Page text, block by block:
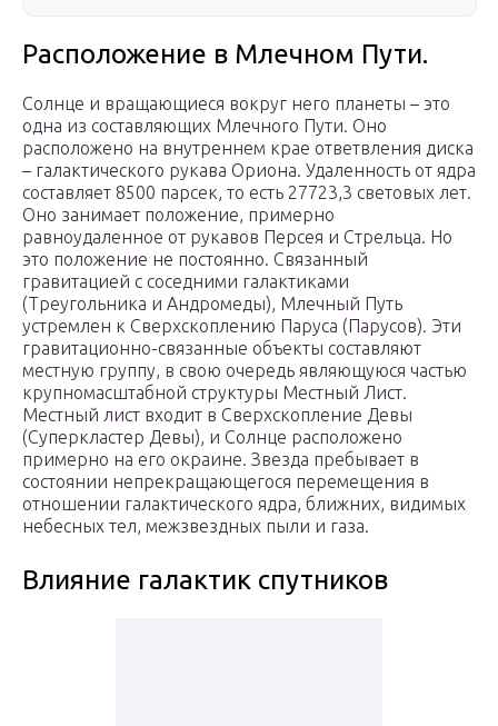
Расположение в Млечном Пути.
Солнце и вращающиеся вокруг него планеты – это
одна из составляющих Млечного Пути. Оно
расположено на внутреннем крае ответвления диска
– галактического рукава Ориона. Удаленность от ядра
составляет 8500 парсек, то есть 27723,3 световых лет.
Оно занимает положение, примерно
равноудаленное от рукавов Персея и Стрельца. Но
это положение не постоянно. Связанный
гравитацией с соседними галактиками
(Треугольника и Андромеды), Млечный Путь
устремлен к Сверхскоплению Паруса (Парусов). Эти
гравитационно-связанные объекты составляют
местную группу, в свою очередь являющуюся частью
крупномасштабной структуры Местный Лист.
Местный лист входит в Сверхскопление Девы
(Суперкластер Девы), и Солнце расположено
примерно на его окраине. Звезда пребывает в
состоянии непрекращающегося перемещения в
отношении галактического ядра, ближних, видимых
небесных тел, межзвездных пыли и газа.
Влияние галактик спутников